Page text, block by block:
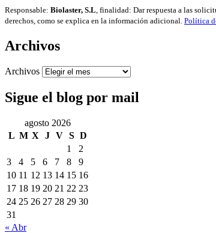
Responsable: Biolaster, S.L , finalidad: Dar respuesta a las
derechos, como se explica en la información adicional. Política
Archivos
Archivos
Sigue el blog por mail
agosto 2026
L M X J V S D
1
2
3
4 5 6 7 8
9
10 11 12 13 14 15 16
17 18 19 20 21 22 23
24 25 26 27 28 29 30
31
« Abr